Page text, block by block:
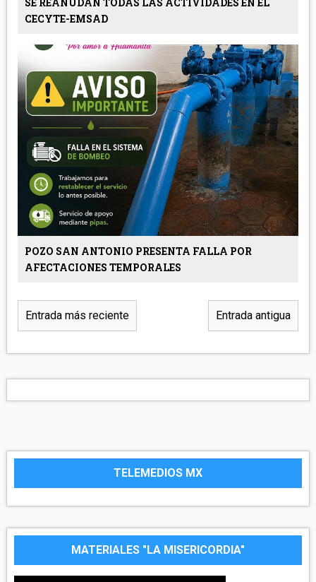
CECYTE-EMSAD
POZO SAN ANTONIO PRESENTA FALLA POR
AFECTACIONES TEMPORALES
Entrada más reciente Entrada antigua
TELEMEDIOS MX
MATERIALES "LA MISERICORDIA"